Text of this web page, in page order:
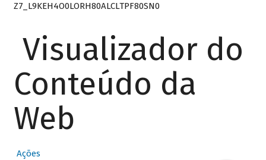
Z7_L9KEH4O0LORH80ALCLTPF80SN0
Visualizador do
Conteúdo da
Web
Ações